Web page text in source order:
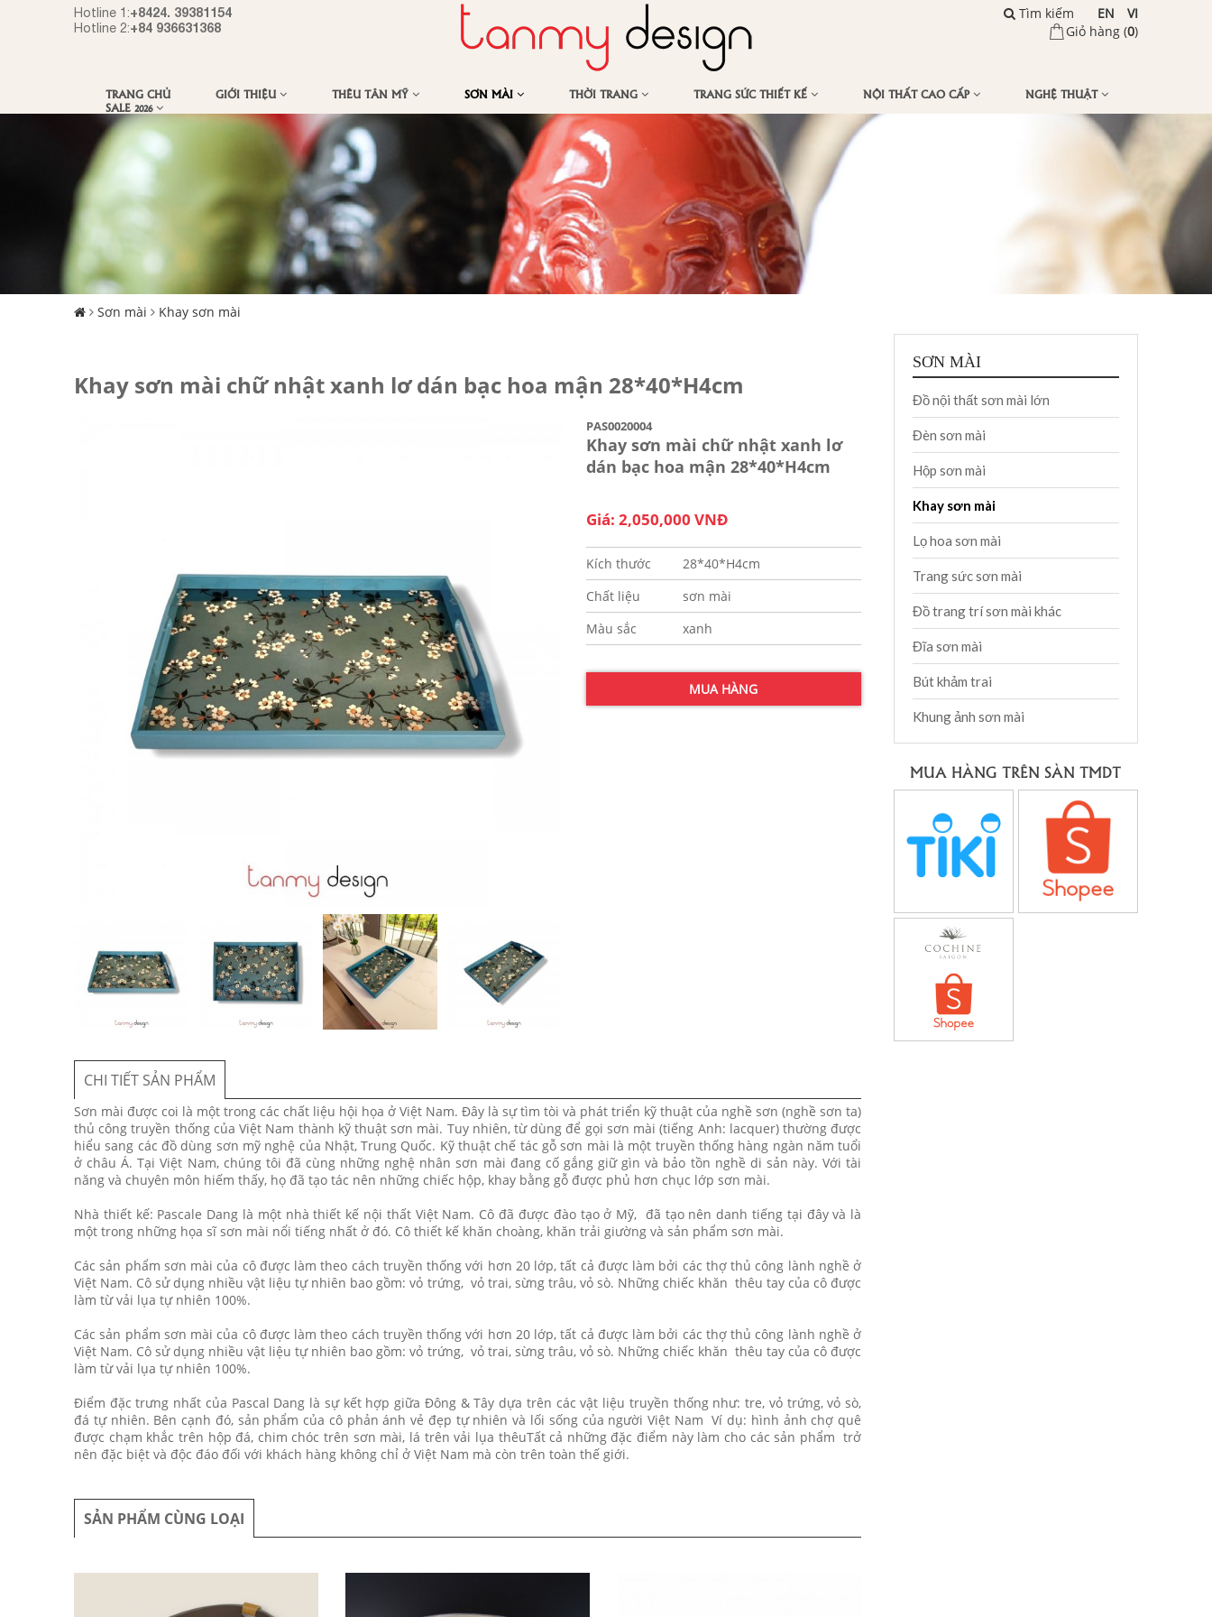
Hotline 1:+8424. 39381154
Hotline 2:+84 936631368 Giỏ hàng (0)
VI
EN
Tìm kiếm
TRANG CHỦ GIỚI THIỆU THÊU TÂN MỸ SƠN MÀI THỜI TRANG TRANG SỨC THIẾT KẾ NỘI THẤT CAO CẤP
NGHỆ THUẬT
SALE 2026
Sơn mài Khay sơn mài
Khay sơn mài chữ nhật xanh lơ dán bạc hoa mận 28*40*H4cm
PAS0020004
Khay sơn mài chữ nhật xanh lơ
dán bạc hoa mận 28*40*H4cm
Giá: 2,050,000 VNĐ
Kích thước
28*40*H4cm
Chất liệu
sơn mài
Màu sắc
xanh
MUA HÀNG
CHI TIẾT SẢN PHẨM
Sơn mài được coi là một trong các chất liệu hội họa ở Việt Nam. Đây là sự tìm tòi và phát triển kỹ thuật của nghề sơn (nghề sơn ta)
thủ công truyền thống của Việt Nam thành kỹ thuật sơn mài. Tuy nhiên, từ dùng để gọi sơn mài (tiếng Anh: lacquer) thường được
hiểu sang các đồ dùng sơn mỹ nghệ của Nhật, Trung Quốc. Kỹ thuật chế tác gỗ sơn mài là một truyền thống hàng ngàn năm tuổi
ở châu Á. Tại Việt Nam, chúng tôi đã cùng những nghệ nhân sơn mài đang cố gắng giữ gìn và bảo tồn nghề di sản này. Với tài
năng và chuyên môn hiếm thấy, họ đã tạo tác nên những chiếc hộp, khay bằng gỗ được phủ hơn chục lớp sơn mài.
Nhà thiết kế: Pascale Dang là một nhà thiết kế nội thất Việt Nam. Cô đã được đào tạo ở Mỹ, đã tạo nên danh tiếng tại đây và là
một trong những họa sĩ sơn mài nổi tiếng nhất ở đó. Cô thiết kế khăn choàng, khăn trải giường và sản phẩm sơn mài.
Các sản phẩm sơn mài của cô được làm theo cách truyền thống với hơn 20 lớp, tất cả được làm bởi các thợ thủ công lành nghề ở
Việt Nam. Cô sử dụng nhiều vật liệu tự nhiên bao gồm: vỏ trứng, vỏ trai, sừng trâu, vỏ sò. Những chiếc khăn thêu tay của cô được
làm từ vải lụa tự nhiên 100%.
Các sản phẩm sơn mài của cô được làm theo cách truyền thống với hơn 20 lớp, tất cả được làm bởi các thợ thủ công lành nghề ở
Việt Nam. Cô sử dụng nhiều vật liệu tự nhiên bao gồm: vỏ trứng, vỏ trai, sừng trâu, vỏ sò. Những chiếc khăn thêu tay của cô được
làm từ vải lụa tự nhiên 100%.
Điểm đặc trưng nhất của Pascal Dang là sự kết hợp giữa Đông & Tây dựa trên các vật liệu truyền thống như: tre, vỏ trứng, vỏ sò,
đá tự nhiên. Bên cạnh đó, sản phẩm của cô phản ánh vẻ đẹp tự nhiên và lối sống của người Việt Nam Ví dụ: hình ảnh chợ quê
được chạm khắc trên hộp đá, chim chóc trên sơn mài, lá trên vải lụa thêuTất cả những đặc điểm này làm cho các sản phẩm trở
nên đặc biệt và độc đáo đối với khách hàng không chỉ ở Việt Nam mà còn trên toàn thế giới.
SẢN PHẨM CÙNG LOẠI
SƠN MÀI
Đồ nội thất sơn mài lớn
Đèn sơn mài
Hộp sơn mài
Khay sơn mài
Lọ hoa sơn mài
Trang sức sơn mài
Đồ trang trí sơn mài khác
Đĩa sơn mài
Bút khảm trai
Khung ảnh sơn mài
MUA HÀNG TRÊN SÀN TMDT